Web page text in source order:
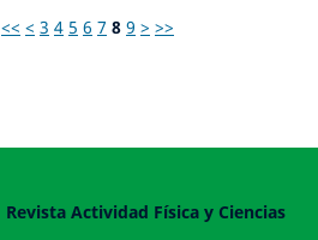
<< < 3 4 5 6 7 8 9 > >>
Revista Actividad Física y Ciencias